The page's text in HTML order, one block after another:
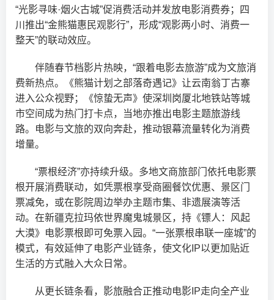
“光影寻味·烟火古城”促消费活动并发放电影消费券；四
川推出“金熊猫惠民观影行”，形成“观影两小时、消费一
整天”的联动效应。
伴随春节档影片热映，“跟着电影去旅游”成为文旅消
费新热点。《熊猫计划之部落奇遇记》让云南翁丁古寨
进入公众视野；《惊蛰无声》使深圳岗厦北地铁站等城
市空间成为热门打卡点，当地亦推出电影主题旅游线
路。电影与文旅的双向奔赴，推动银幕流量转化为消费
增量。
“票根经济”亦持续升级。多地文商旅部门依托电影票
根开展消费联动，如凭票根享受商圈餐饮优惠、景区门
票减免，或在影院周边举办主题市集、非遗展演等活
动。在新疆克拉玛依世界魔鬼城景区，持《镖人：风起
大漠》电影票根即可免票入园。“一张票根串联一座城”的
模式，有效延伸了电影产业链条，使文化IP以更加贴近
生活的方式融入大众日常。
从更长链条看，影旅融合正推动电影IP走向全产业